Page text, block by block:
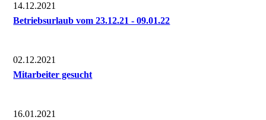
14.12.2021
Betriebsurlaub vom 23.12.21 - 09.01.22
02.12.2021
Mitarbeiter gesucht
16.01.2021